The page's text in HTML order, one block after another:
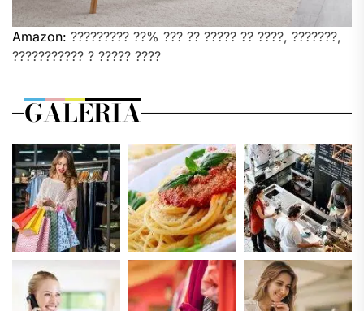
Amazon: ????????? ??% ??? ?? ????? ?? ????, ???????,
??????????? ? ????? ????
GALERIA